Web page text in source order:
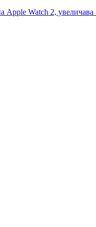
Apple Watch 2, увеличава